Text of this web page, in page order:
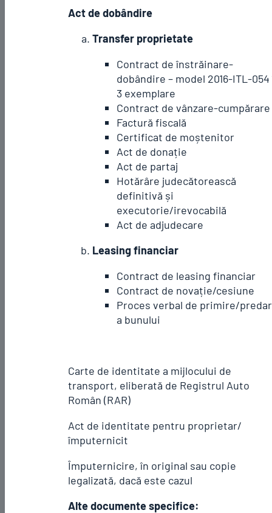
Act de dobândire
Transfer proprietate
Contract de înstrăinare-
dobândire – model 2016-ITL-054
3 exemplare
Contract de vânzare-cumpărare
Factură fiscală
Certificat de moștenitor
Act de donație
Act de partaj
Hotărâre judecătorească
definitivă și
executorie/irevocabilă
Act de adjudecare
Leasing financiar
Contract de leasing financiar
Contract de novație/cesiune
Proces verbal de primire/
a bunului
Carte de identitate a mijlocului de
transport, eliberată de Registrul Auto
Român (RAR)
Act de identitate pentru proprietar/
împuternicit
Împuternicire, în original sau copie
legalizată, dacă este cazul
Alte documente specifice: